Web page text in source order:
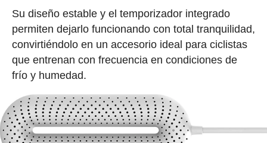
Su diseño estable y el temporizador integrado
permiten dejarlo funcionando con total tranquilidad,
convirtiéndolo en un accesorio ideal para ciclistas
que entrenan con frecuencia en condiciones de
frío y humedad.